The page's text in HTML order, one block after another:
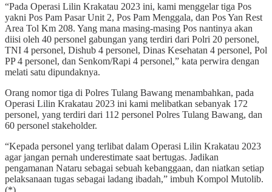
“Pada Operasi Lilin Krakatau 2023 ini, kami menggelar tiga Pos
yakni Pos Pam Pasar Unit 2, Pos Pam Menggala, dan Pos Yan Rest
Area Tol Km 208. Yang mana masing-masing Pos nantinya akan
diisi oleh 40 personel gabungan yang terdiri dari Polri 20 personel,
TNI 4 personel, Dishub 4 personel, Dinas Kesehatan 4 personel, Pol
PP 4 personel, dan Senkom/Rapi 4 personel,” kata perwira dengan
melati satu dipundaknya.
Orang nomor tiga di Polres Tulang Bawang menambahkan, pada
Operasi Lilin Krakatau 2023 ini kami melibatkan sebanyak 172
personel, yang terdiri dari 112 personel Polres Tulang Bawang, dan
60 personel stakeholder.
“Kepada personel yang terlibat dalam Operasi Lilin Krakatau 2023
agar jangan pernah underestimate saat bertugas. Jadikan
pengamanan Nataru sebagai sebuah kebanggaan, dan niatkan setiap
pelaksanaan tugas sebagai ladang ibadah,” imbuh Kompol Mutolib.
(*)